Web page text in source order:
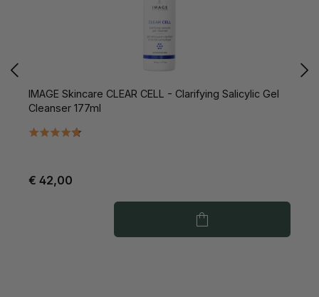
IMAGE Skincare CLEAR CELL - Clarifying Salicylic Gel
Cleanser 177ml
€ 42,00